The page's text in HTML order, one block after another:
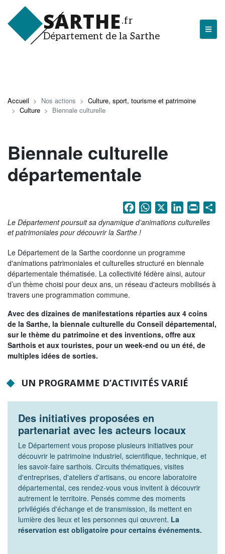
au
contenu
principal
SARTHE.fr
Département de la Sarthe
Les actualités du Département
J'arrive en Sarthe
Entreprendre en Sarthe
Tourisme en Sarthe
La Sarthe en vidéos
L'Abbaye Royale de l'Épau
Voix au Chapitre
Les expositions virtuelles
La Sarthe sur les réseaux
La newsletter du Département de la
Sarthe
Les 21 cantons de la Sarthe
Les conseillers départementaux
Les commissions
Les services
Tribunes politiques
L'Assemblée départementale
Histoire des Départements
Le budget 2026
Accueil Nos actions
Culture, sport, tourisme et patrimoine
Culture
Biennale culturelle
Biennale culturelle
départementale
FacebookWhatsApp
X LinkedIn
Print
Le Département poursuit sa dynamique d’animations culturelles
et patrimoniales pour découvrir la Sarthe !
Le Département de la Sarthe coordonne un programme
d'animations patrimoniales et culturelles structuré en biennale
départementale thématisée. La collectivité fédère ainsi, autour
d’un thème choisi pour deux ans, un réseau d'acteurs mobilisés à
travers une programmation commune.
Avec des dizaines de manifestations réparties aux 4 coins
de la Sarthe, la biennale culturelle du Conseil départemental,
sur le thème du patrimoine et des inventions, offre aux
Sarthois et aux touristes, pour un week-end ou un été, de
multiples idées de sorties.
UN PROGRAMME D’ACTIVITÉS VARIÉ
Des initiatives proposées en
partenariat avec les acteurs locaux
Le Département vous propose plusieurs initiatives pour
découvrir le patrimoine industriel, scientifique, technique, et
les savoir-faire sarthois. Circuits thématiques, visites
d'entreprises, d'ateliers d'artisans, ou encore laboratoire
départemental, ces rendez-vous vous invitent à découvrir
autrement le territoire. Pensés comme des moments
privilégiés d'échange et de transmission, ils mettent en
lumière des lieux et les personnes qui œuvrent. La
réservation est obligatoire pour certains événements.